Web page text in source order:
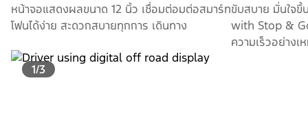
หน้าจอแสดงผลขนาด 12 นิ้ว เชื่อมต่อมต่อสมาร์ท
โฟนได้ง่าย สะดวกสบายทุกการ เดินทาง
ขับสบาย มั่นใจ
with Stop &
ความเร็วอย่างเ
1/3